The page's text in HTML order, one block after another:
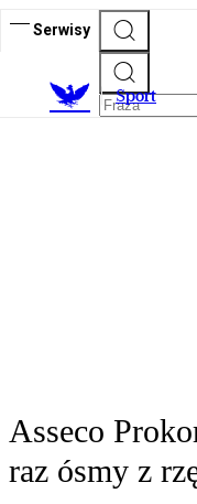
Serwisy
Sport
Asseco
raz ósmy z